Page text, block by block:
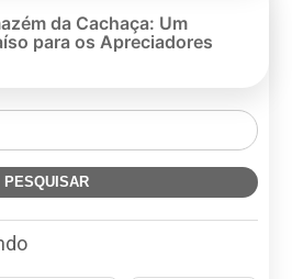
da Cachaça: Um
para os Apreciadores